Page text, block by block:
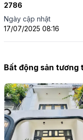
2786
Ngày cập nhật
17/07/2025 08:16
Bất động sản tương